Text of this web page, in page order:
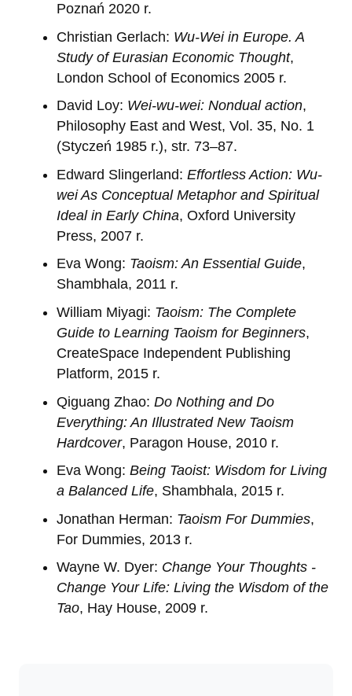
Poznań 2020 r.
Christian Gerlach: Wu-Wei in Europe. A
Study of Eurasian Economic Thought,
London School of Economics 2005 r.
David Loy: Wei-wu-wei: Nondual action,
Philosophy East and West, Vol. 35, No. 1
(Styczeń 1985 r.), str. 73–87.
Edward Slingerland: Effortless Action: Wu-
wei As Conceptual Metaphor and Spiritual
Ideal in Early China, Oxford University
Press, 2007 r.
Eva Wong: Taoism: An Essential Guide,
Shambhala, 2011 r.
William Miyagi: Taoism: The Complete
Guide to Learning Taoism for Beginners,
CreateSpace Independent Publishing
Platform, 2015 r.
Qiguang Zhao: Do Nothing and Do
Everything: An Illustrated New Taoism
Hardcover, Paragon House, 2010 r.
Eva Wong: Being Taoist: Wisdom for Living
a Balanced Life, Shambhala, 2015 r.
Jonathan Herman: Taoism For Dummies,
For Dummies, 2013 r.
Wayne W. Dyer: Change Your Thoughts -
Change Your Life: Living the Wisdom of the
Tao, Hay House, 2009 r.